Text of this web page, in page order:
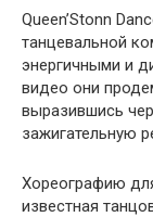
Queen’Stonn
танцевальной
энергичными и
видео они
выразившись
зажигательную
Хореографию
известная